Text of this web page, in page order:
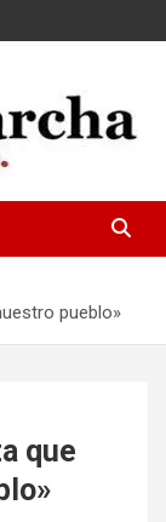
pueblo»
que